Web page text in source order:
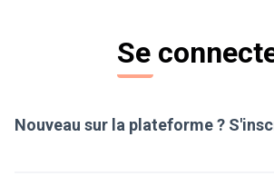
Se
Nouveau sur la plateforme ?